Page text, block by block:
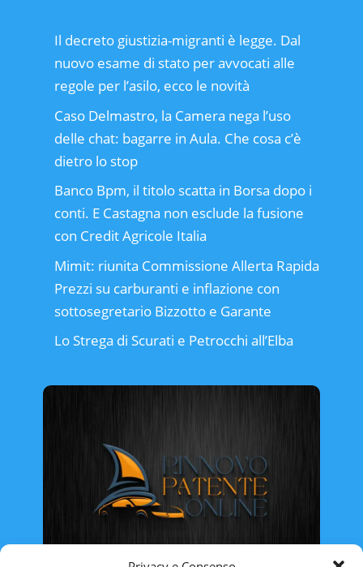
Il decreto giustizia-migranti è legge. Dal
nuovo esame di stato per avvocati alle
regole per l’asilo, ecco le novità
Caso Delmastro, la Camera nega l’uso
delle chat: bagarre in Aula. Che cosa c’è
dietro lo stop
Banco Bpm, il titolo scatta in Borsa dopo i
conti. E Castagna non esclude la fusione
con Credit Agricole Italia
Mimit: riunita Commissione Allerta Rapida
Prezzi su carburanti e inflazione con
sottosegretario Bizzotto e Garante
Lo Strega di Scurati e Petrocchi all’Elba